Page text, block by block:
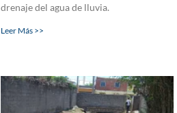
drenaje del agua de lluvia.
Leer Más >>